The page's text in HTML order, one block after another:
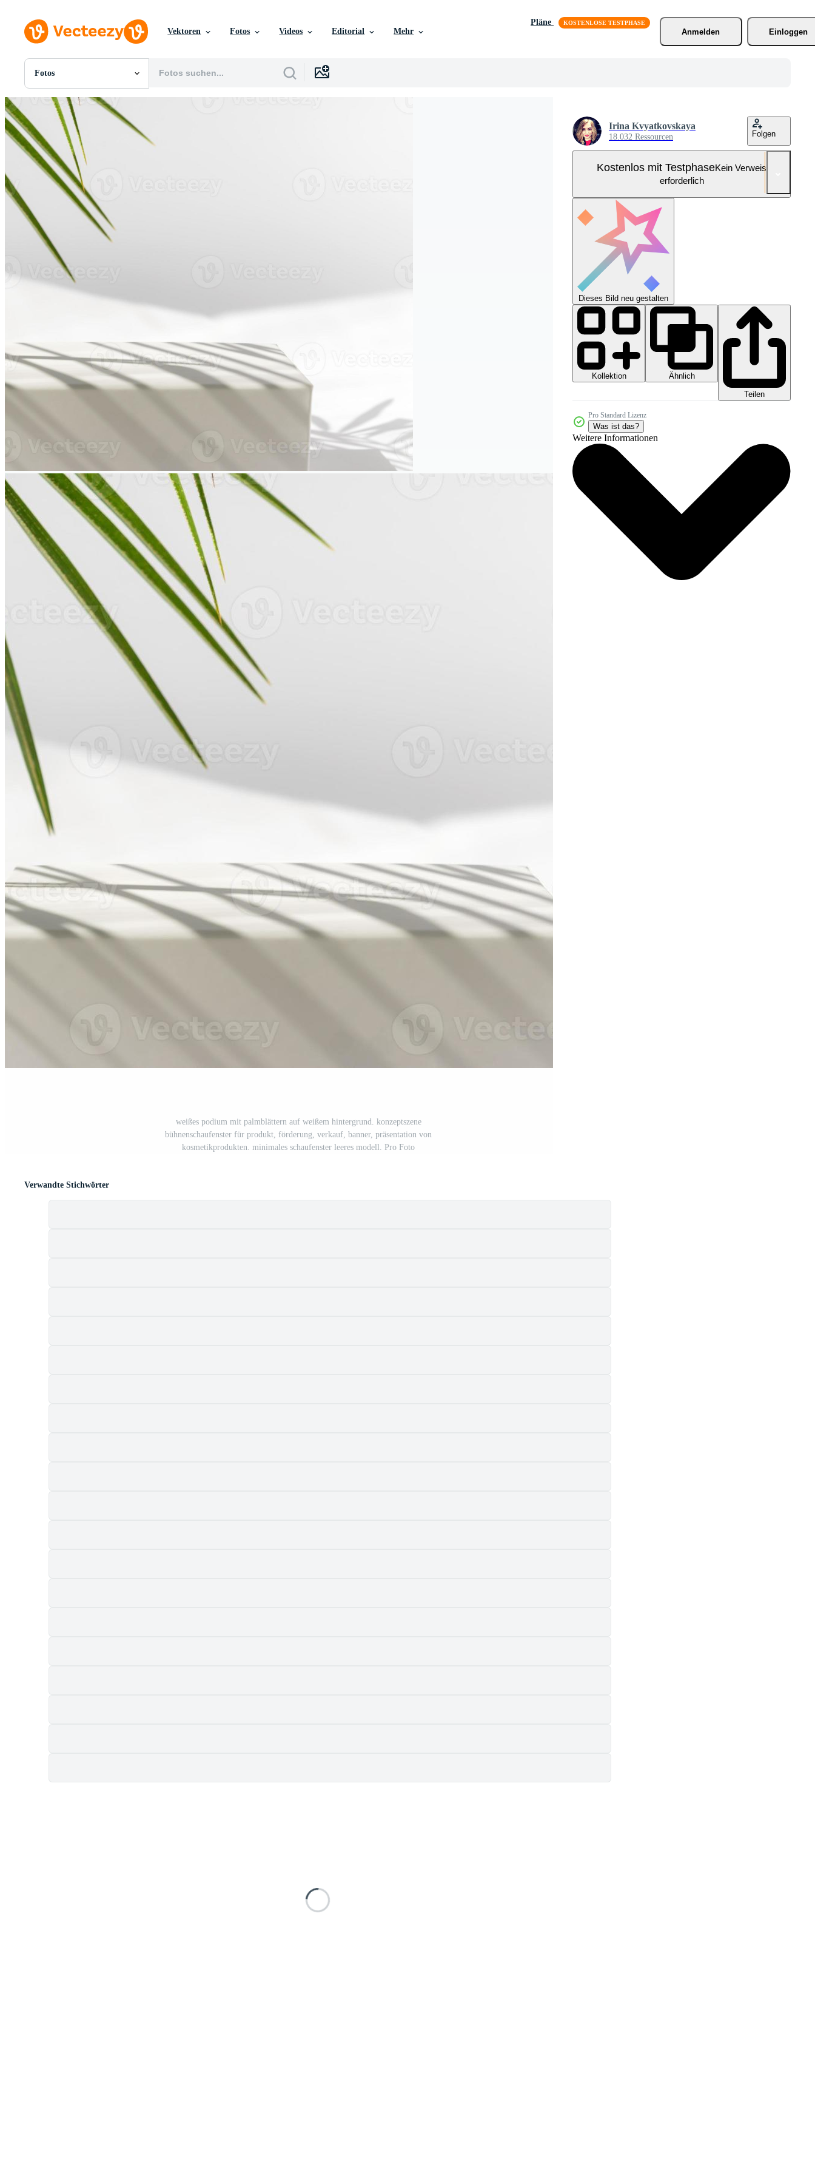
Vektoren Fotos Videos Editorial Mehr
Pläne
Anmelden
Einloggen
Fotos
Alle Bilder
Fotos
PNGs
PSDs
SVGs
Vorlagen
Vektoren
Videos
Motion Graphics
Redaktionelle Bilder
Redaktionelle Ereignisse
weißes podium mit palmblättern auf weißem hintergrund. konzeptszene
bühnenschaufenster für produkt, förderung, verkauf, banner, präsentation von
kosmetikprodukten. minimales schaufenster leeres modell. Pro Foto
Irina Kvyatkovskaya
18.032 Ressourcen Folgen
Kostenlos mit TestphaseKein Verweis
erforderlich
Dieses Bild neu gestalten
Kollektion
Ähnlich
Teilen
Pro Standard Lizenz
Was ist das?
Weitere Informationen
Verwandte Stichwörter